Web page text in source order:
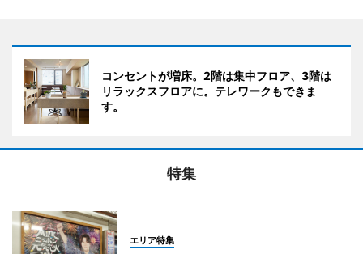
コンセントが増床。2階は集中フロア、3階は
リラックスフロアに。テレワークもできま
す。
特集
エリア特集